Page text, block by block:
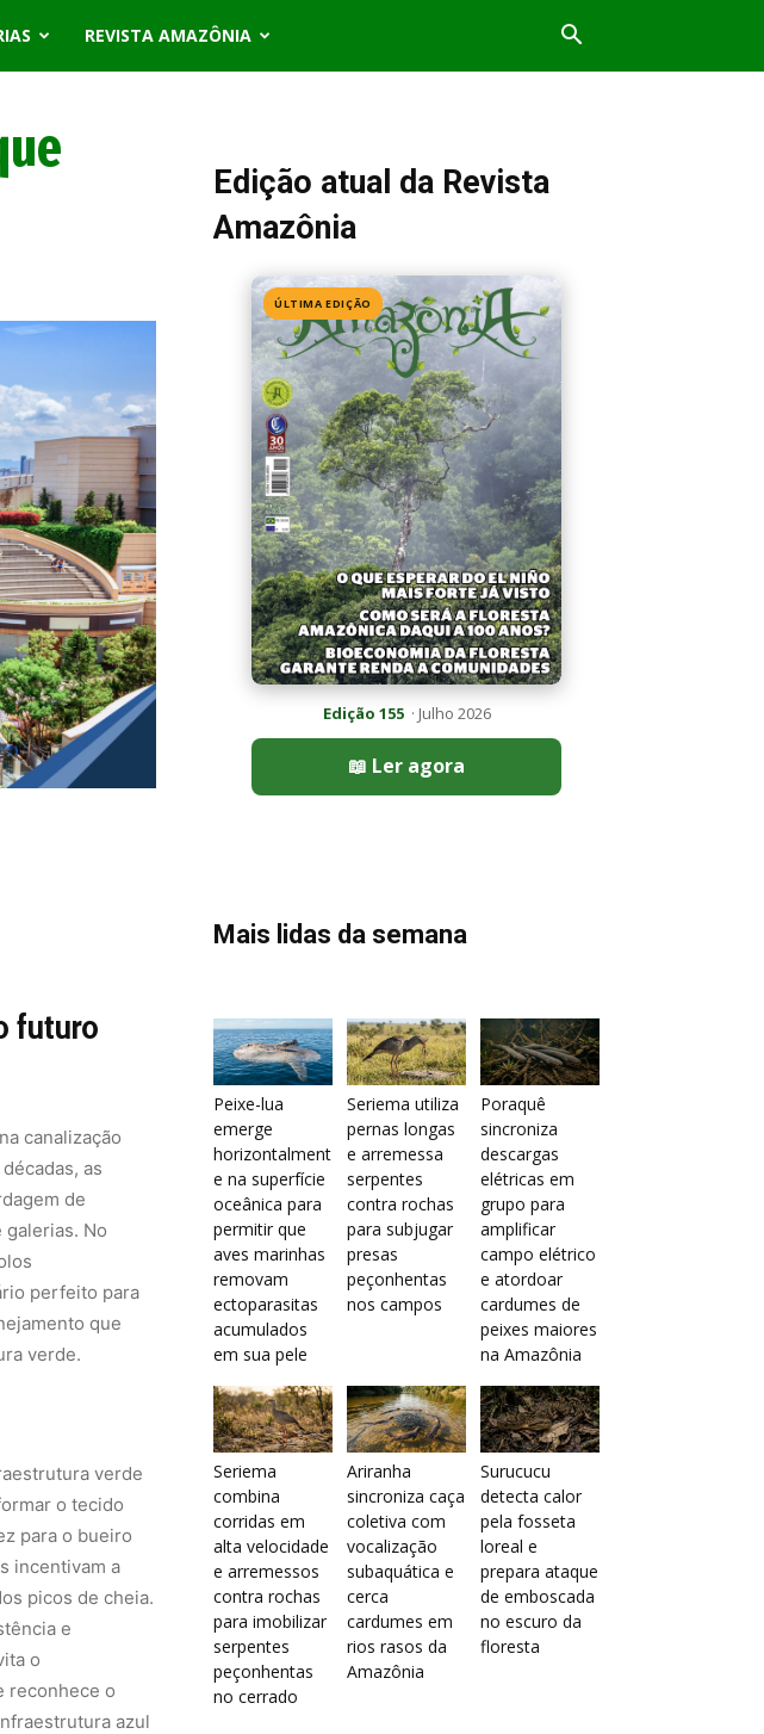
REVISTA AMAZÔNIA
futuro
canalização
as
de
No
perfeito para
que
verde.
verde
o tecido
para o bueiro
incentivam a
picos de cheia.
e
o
reconhece o
azul
Edição atual da Revista
Amazônia
ÚLTIMA EDIÇÃO
Edição 155· Julho 2026
📖 Ler agora
Mais lidas da semana
Peixe-lua
emerge
horizontalment
e na superfície
oceânica para
permitir que
aves marinhas
removam
ectoparasitas
acumulados
em sua pele
Seriema utiliza
pernas longas
e arremessa
serpentes
contra rochas
para subjugar
presas
peçonhentas
nos campos
Poraquê
sincroniza
descargas
elétricas em
grupo para
amplificar
campo elétrico
e atordoar
cardumes de
peixes maiores
na Amazônia
Seriema
combina
corridas em
alta velocidade
e arremessos
contra rochas
para imobilizar
serpentes
peçonhentas
no cerrado
Ariranha
sincroniza caça
coletiva com
vocalização
subaquática e
cerca
cardumes em
rios rasos da
Amazônia
Surucucu
detecta calor
pela fosseta
loreal e
prepara ataque
de emboscada
no escuro da
floresta